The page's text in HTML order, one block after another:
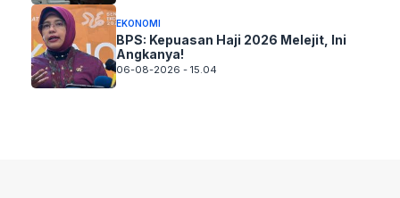
EKONOMI
BPS: Kepuasan Haji 2026 Melejit, Ini
Angkanya!
06-08-2026 - 15.04